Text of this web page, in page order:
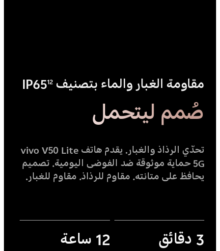
مقاومة الغبار والماء بتصنيف IP65 12
صُمم ليتحمل
تحدّي الرذاذ والغبار. يقدم هاتف vivo V50 Lite
5G حماية موثوقة ضد الفوضى اليومية. تصميم
يحافظ على متانته. مقاوم للرذاذ. مقاوم للغبار.
3 دقائق 12 ساعة